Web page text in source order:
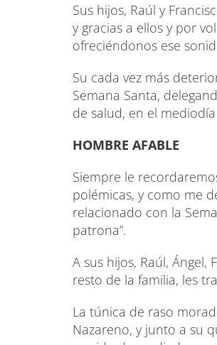
Sus hijos, Raúl y
y gracias a ellos y por
ofreciéndonos ese
Su cada vez más
Semana Santa,
de salud, en el
HOMBRE AFABLE
Siempre le
polémicas, y como me
relacionado con la
patrona”.
A sus hijos, Raúl, Ángel,
resto de la familia, les
La túnica de raso
Nazareno, y junto a su